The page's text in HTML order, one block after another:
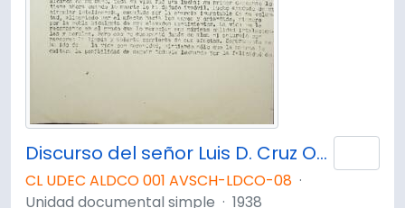
Discurso del señor Luis D. Cruz Ocampo en los funerales del señor Esteban S. Iturra (Lunes 31 de enero de 1938) / Luis D. Cruz Ocampo
CL UDEC ALDCO 001 AVSCH-LDCO-08 ·
Unidad documental simple · 1938